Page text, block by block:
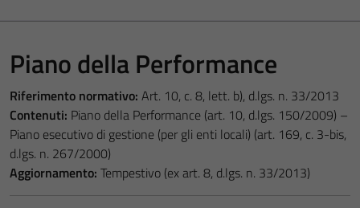
Piano della Performance
Riferimento normativo: Art. 10, c. 8, lett. b), d.lgs. n. 33/2013
Contenuti: Piano della Performance (art. 10, d.lgs. 150/2009) –
Piano esecutivo di gestione (per gli enti locali) (art. 169, c. 3-bis,
d.lgs. n. 267/2000)
Aggiornamento: Tempestivo (ex art. 8, d.lgs. n. 33/2013)